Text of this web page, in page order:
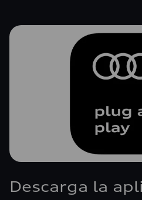
Descarga la